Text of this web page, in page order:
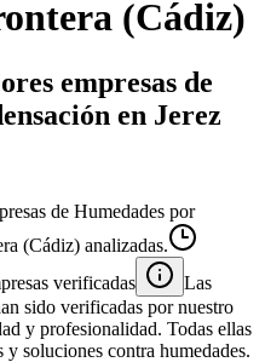
(Cádiz)
empresas de
en Jerez
de Humedades por
(Cádiz) analizadas.
verificadas
Las
sido verificadas por nuestro
y profesionalidad. Todas ellas
y soluciones contra humedades.